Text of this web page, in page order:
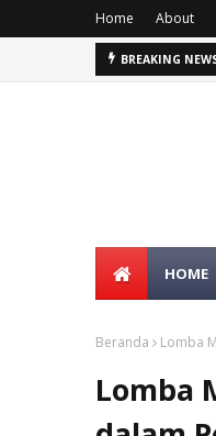
Home About
BREAKING
HOME
Beranda Lomba
Lomba